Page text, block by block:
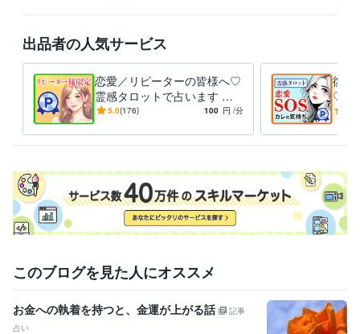
を繰り返してしまうのです
いま
あなたは導かれてこのページに辿り着かれました♡
魔女ポーの持つ
「白魔術の力」
『あなた』に作用する時
気づきがもたらされ
本来の『あなた』が戻ってくるでしょう
あなたの願いを叶える
お電話お待ちしております♡
出品者の人気サービス
恋愛／リピーターの皆様へ♡
霊感タロットで占います 恋
愛／彼の気持ち／片思い／不
関係♡
5.0(176) 100 円 /分
復縁
♡霊
復縁
伝え
このブログを見た人にオススメ
お金への執着を持つと、金運が上がる話
記事
占い